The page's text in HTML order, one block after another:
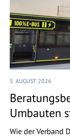
5. AUGUST 2026
Umbauten
Wie der Verband